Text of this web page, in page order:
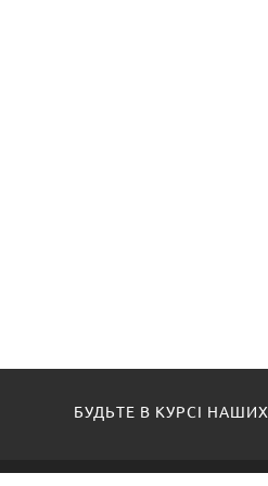
БУДЬТЕ В КУРСІ